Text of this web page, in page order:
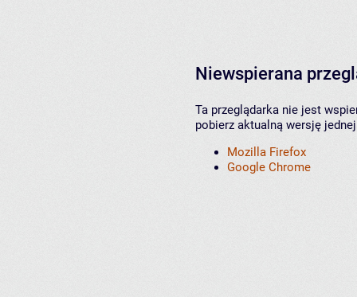
Niewspierana
Ta przeglądarka nie jest
pobierz aktualną wersję
Mozilla Firefox
Google Chrome